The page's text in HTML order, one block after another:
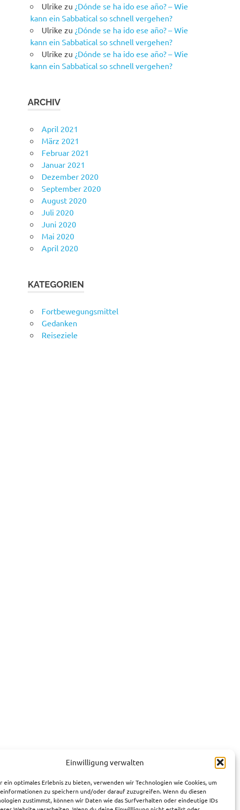
Einwilligung verwalten
ein optimales Erlebnis zu bieten, verwenden wir Technologien wie Cookies, um
zu speichern und/oder darauf zuzugreifen. Wenn du diesen
zustimmst, können wir Daten wie das Surfverhalten oder eindeutige IDs
Ulrike zu ¿Dónde se ha ido ese año? – Wie
kann ein Sabbatical so schnell vergehen?
Ulrike zu ¿Dónde se ha ido ese año? – Wie
kann ein Sabbatical so schnell vergehen?
Ulrike zu ¿Dónde se ha ido ese año? – Wie
kann ein Sabbatical so schnell vergehen?
ARCHIV
April 2021
März 2021
Februar 2021
Januar 2021
Dezember 2020
September 2020
August 2020
Juli 2020
Juni 2020
Mai 2020
April 2020
KATEGORIEN
Fortbewegungsmittel
Gedanken
Reiseziele